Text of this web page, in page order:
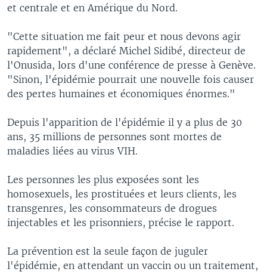
et centrale et en Amérique du Nord.
"Cette situation me fait peur et nous devons agir
rapidement", a déclaré Michel Sidibé, directeur de
l'Onusida, lors d'une conférence de presse à Genève.
"Sinon, l'épidémie pourrait une nouvelle fois causer
des pertes humaines et économiques énormes."
Depuis l'apparition de l'épidémie il y a plus de 30
ans, 35 millions de personnes sont mortes de
maladies liées au virus VIH.
Les personnes les plus exposées sont les
homosexuels, les prostituées et leurs clients, les
transgenres, les consommateurs de drogues
injectables et les prisonniers, précise le rapport.
La prévention est la seule façon de juguler
l'épidémie, en attendant un vaccin ou un traitement,